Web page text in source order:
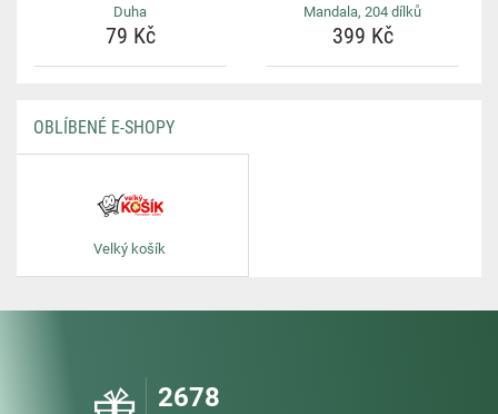
Duha
79 Kč
Mandala, 204 dílků
399 Kč
OBLÍBENÉ E-SHOPY
Velký košík
2678